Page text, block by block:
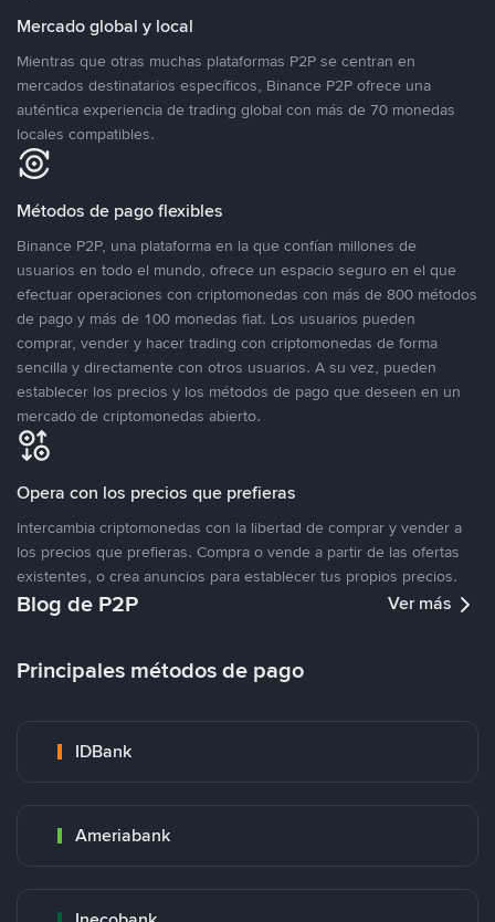
Mercado global y local
Mientras que otras muchas plataformas P2P se centran en
mercados destinatarios específicos, Binance P2P ofrece una
auténtica experiencia de trading global con más de 70 monedas
locales compatibles.
Métodos de pago flexibles
Binance P2P, una plataforma en la que confían millones de
usuarios en todo el mundo, ofrece un espacio seguro en el que
efectuar operaciones con criptomonedas con más de 800 métodos
de pago y más de 100 monedas fiat. Los usuarios pueden
comprar, vender y hacer trading con criptomonedas de forma
sencilla y directamente con otros usuarios. A su vez, pueden
establecer los precios y los métodos de pago que deseen en un
mercado de criptomonedas abierto.
Opera con los precios que prefieras
Intercambia criptomonedas con la libertad de comprar y vender a
los precios que prefieras. Compra o vende a partir de las ofertas
existentes, o crea anuncios para establecer tus propios precios.
Blog de P2P Ver más
Principales métodos de pago
IDBank
Ameriabank